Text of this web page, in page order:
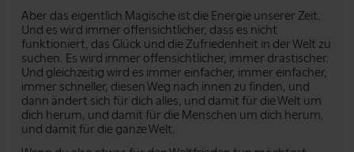
Aber das eigentlich Magische ist die Energie unserer Zeit.
Und es wird immer offensichtlicher, dass es nicht
funktioniert, das Glück und die Zufriedenheit in der Welt zu
suchen. Es wird immer offensichtlicher, immer drastischer.
Und gleichzeitig wird es immer einfacher, immer einfacher,
immer schneller, diesen Weg nach innen zu finden, und
dann ändert sich für dich alles, und damit für die Welt um
dich herum, und damit für die Menschen um dich herum,
und damit für die ganze Welt.